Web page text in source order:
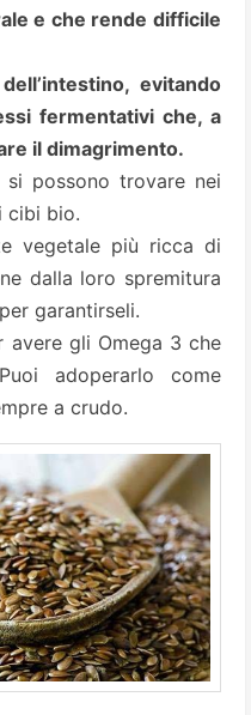
e che rende difficile
evitando
fermentativi che, a
il dimagrimento.
possono trovare nei
cibi bio.
vegetale più ricca di
dalla loro spremitura
garantirseli.
avere gli Omega 3 che
adoperarlo come
a crudo.